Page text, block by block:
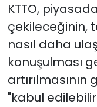
KTTO,
çekileceğinin,
nasıl daha
konuşulması
"kabul
YAŞAM
Yazarlar